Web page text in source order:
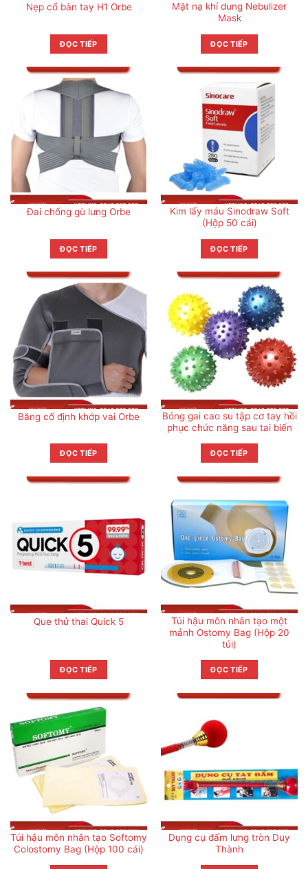
Nẹp cổ bàn tay H1 Orbe
ĐỌC TIẾP
Mặt nạ khí dung Nebulizer
Mask
ĐỌC TIẾP
Đai chống gù lưng Orbe
ĐỌC TIẾP
Kim lấy máu Sinodraw Soft
(Hộp 50 cái)
ĐỌC TIẾP
Băng cố định khớp vai Orbe
ĐỌC TIẾP
Bóng gai cao su tập cơ tay hồi
phục chức năng sau tai biến
ĐỌC TIẾP
Que thử thai Quick 5
ĐỌC TIẾP
Túi hậu môn nhân tạo một
mảnh Ostomy Bag (Hộp 20
túi)
ĐỌC TIẾP
Túi hậu môn nhân tạo Softomy
Colostomy Bag (Hộp 100 cái)
Dụng cụ đấm lưng tròn Duy
Thành